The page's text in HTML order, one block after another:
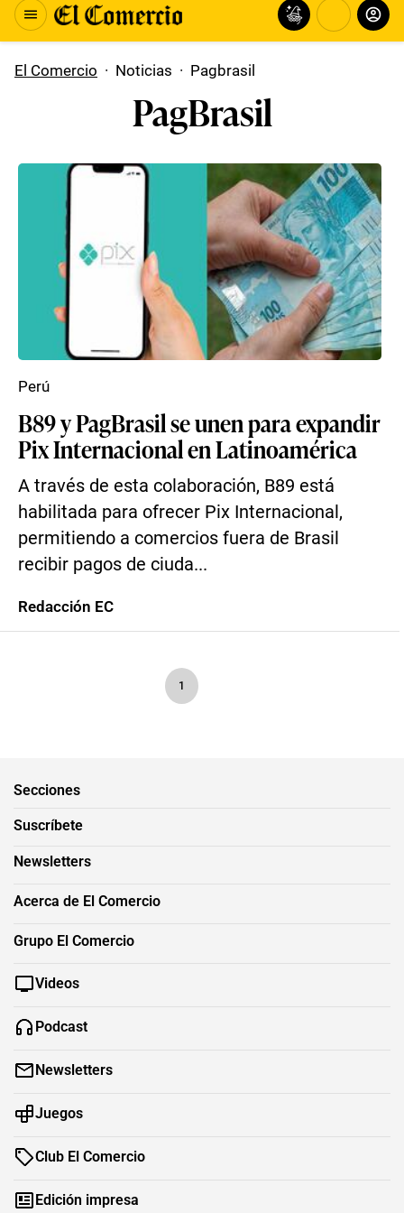
El Comercio · Noticias · Pagbrasil
PagBrasil
B89 y PagBrasil se unen para expandir
Pix Internacional en Latinoamérica
A través de esta colaboración, B89 está
habilitada para ofrecer Pix Internacional,
permitiendo a comercios fuera de Brasil
recibir pagos de ciuda...
Perú
Redacción EC
1
Secciones
Suscríbete
Newsletters
Acerca de El Comercio
Grupo El Comercio
Videos
Podcast
Newsletters
Juegos
Club El Comercio
Edición impresa